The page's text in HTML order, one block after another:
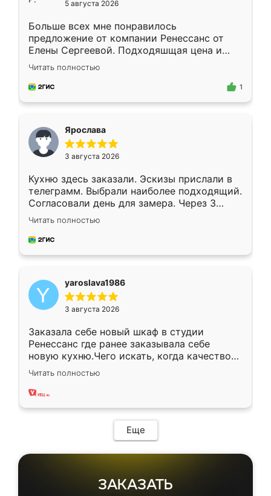
5 августа 2026
Больше всех мне понравилось
предложение от компании Ренессанс от
Елены Сергеевой. Подходяшщая цена и
короткие сроки изготовления. Приехавший
для замера сотрудник Владислав
предложил по моему эскизу самый
Читать полностью
1
Ярослава
3 августа 2026
Кухню здесь заказали. Эскизы прислали в
телеграмм. Выбрали наиболее подходящий.
Согласовали день для замера. Через 3
недели кухня была уже готова. Остались
довольны работой. Спасибо Ренессанс
мебель за качественную работу!
Читать полностью
yaroslava1986
3 августа 2026
Заказала себе новый шкаф в студии
Ренессанс где ранее заказывала себе
новую кухню.Чего искать, когда качеством
вполне довольна. Служит кухня уже почти
два года, нареканий нет.
Читать полностью
Еще
ЗАКАЗАТЬ